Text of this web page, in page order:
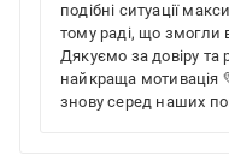
подібні ситуації
тому раді, що змогли
Дякуємо за довіру
найкраща мотивація
знову серед наших